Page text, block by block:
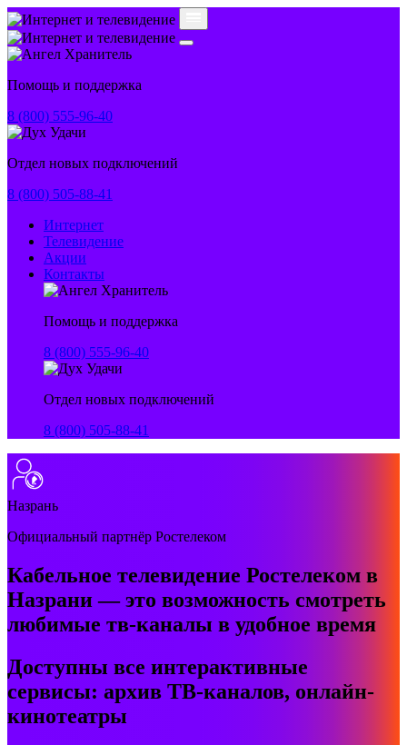
Помощь и поддержка
8 (800) 555-96-40
Отдел новых подключений
8 (800) 505-88-41
Интернет
Телевидение
Акции
Контакты
Помощь и поддержка
8 (800) 555-96-40
Отдел новых подключений
8 (800) 505-88-41
Назрань
Официальный партнёр Ростелеком
Кабельное телевидение Ростелеком в
Назрани — это возможность смотреть
любимые тв-каналы в удобное время
Доступны все интерактивные
сервисы: архив ТВ-каналов, онлайн-
кинотеатры